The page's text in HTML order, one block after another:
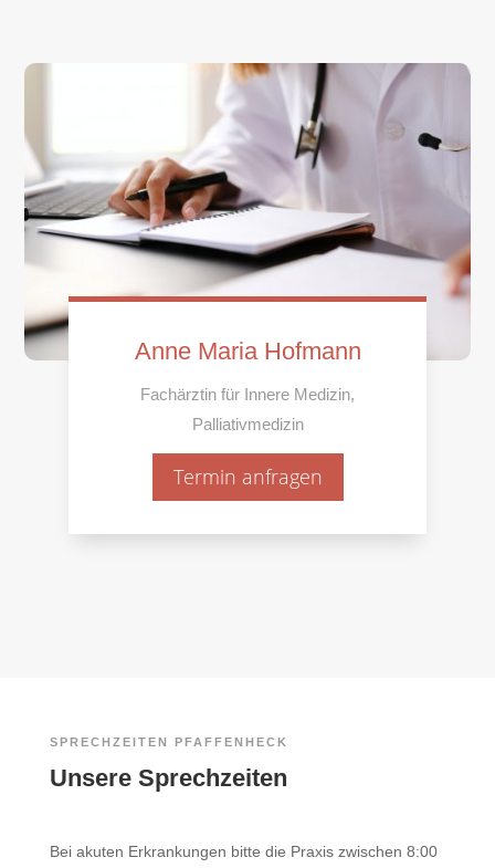
Anne Maria Hofmann
Fachärztin für Innere Medizin,
Palliativmedizin
Termin anfragen
SPRECHZEITEN PFAFFENHECK
Unsere Sprechzeiten
Bei akuten Erkrankungen bitte die Praxis zwischen 8:00